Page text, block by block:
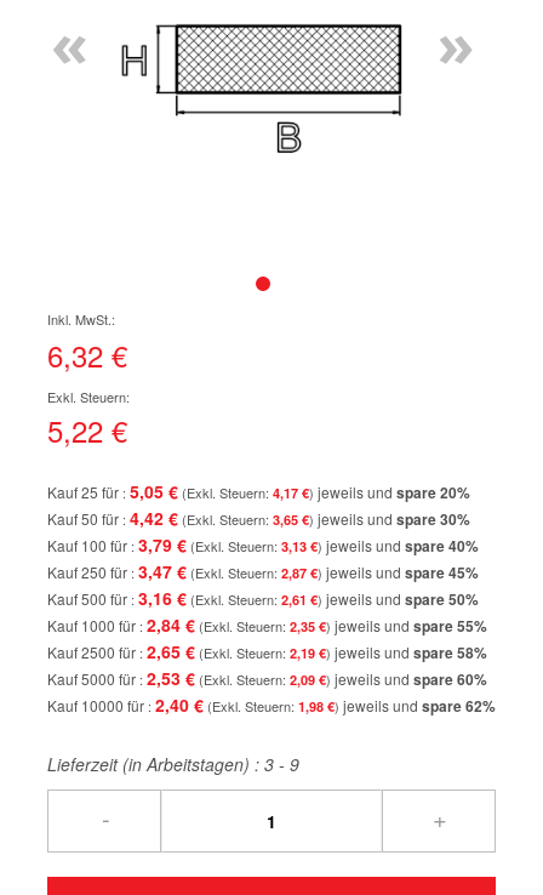
« »
der
Bildgalerie
6,32 €
5,22 €
Kauf 25 für 5,05 € 4,17 € jeweils und spare20%
Kauf 50 für 4,42 € 3,65 € jeweils und spare30%
Kauf 100 für 3,79 € 3,13 € jeweils und spare40%
Kauf 250 für 3,47 € 2,87 € jeweils und spare45%
Kauf 500 für 3,16 € 2,61 € jeweils und spare50%
Kauf 1000 für 2,84 € 2,35 € jeweils und spare55%
Kauf 2500 für 2,65 € 2,19 € jeweils und spare58%
Kauf 5000 für 2,53 € 2,09 € jeweils und spare60%
Kauf 10000 für 2,40 € 1,98 € jeweils und spare62%
Lieferzeit (in Arbeitstagen) : 3 - 9
- +